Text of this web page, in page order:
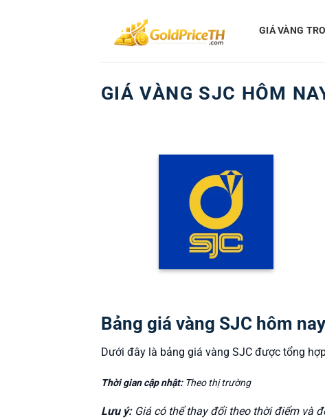
GIÁ VÀNG
GIÁ VÀNG SJC HÔM
Bảng giá vàng SJC hôm nay
Dưới đây là bảng giá vàng SJC được tổng
Thời gian cập nhật:Theo thị trường
Lưu ý:Giá có thể thay đổi theo thời điểm và